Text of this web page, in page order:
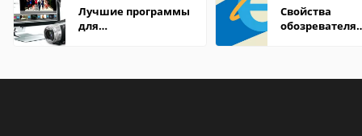
Лучшие программы
для
Свойства
обозревателя